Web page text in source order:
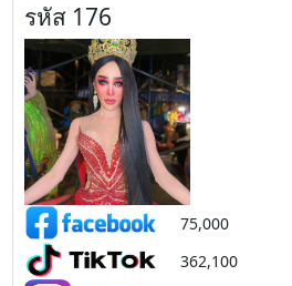
รหัส 176
75,000
362,100